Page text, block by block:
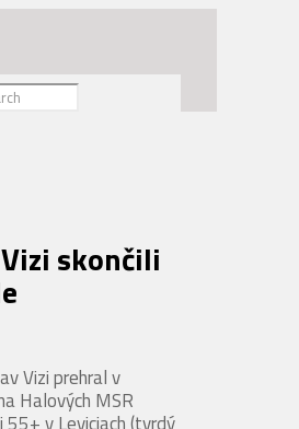
skončili
Vizi prehral v
Halových MSR